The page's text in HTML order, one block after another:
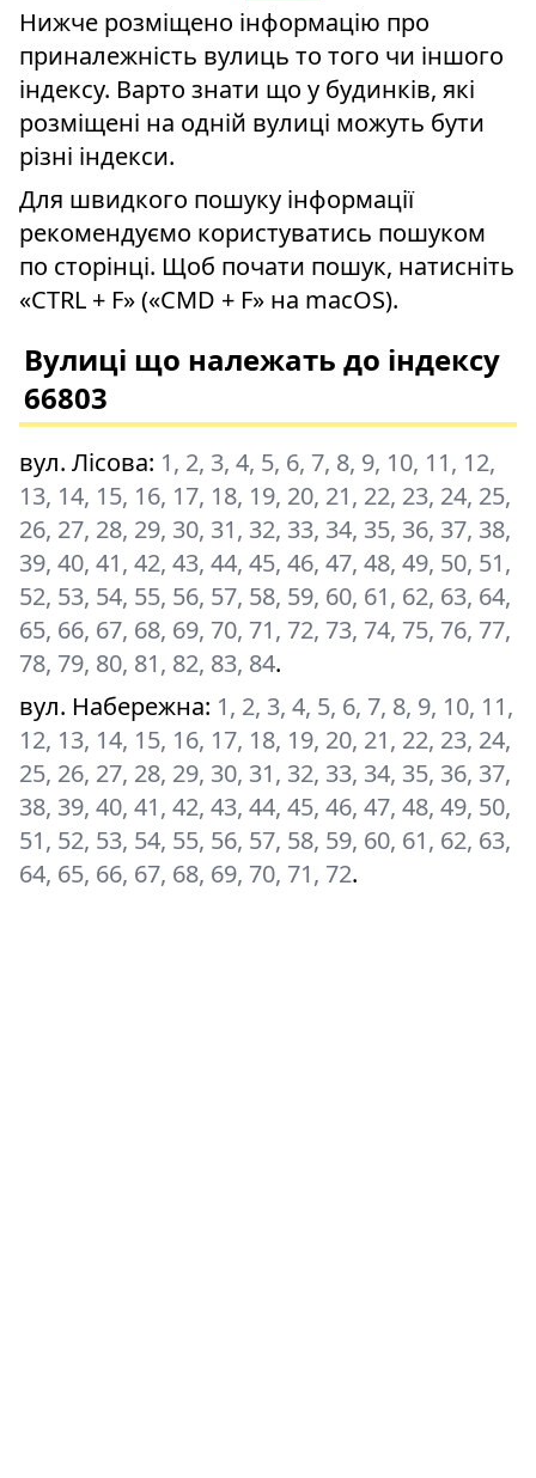
Нижче розміщено інформацію про
приналежність вулиць то того чи іншого
індексу. Варто знати що у будинків, які
розміщені на одній вулиці можуть бути
різні індекси.
Для швидкого пошуку інформації
рекомендуємо користуватись пошуком
по сторінці. Щоб почати пошук, натисніть
«CTRL + F» («CMD + F» на macOS).
Вулиці що належать до індексу
66803
вул. Лісова: 1, 2, 3, 4, 5, 6, 7, 8, 9, 10, 11, 12,
13, 14, 15, 16, 17, 18, 19, 20, 21, 22, 23, 24, 25,
26, 27, 28, 29, 30, 31, 32, 33, 34, 35, 36, 37, 38,
39, 40, 41, 42, 43, 44, 45, 46, 47, 48, 49, 50, 51,
52, 53, 54, 55, 56, 57, 58, 59, 60, 61, 62, 63, 64,
65, 66, 67, 68, 69, 70, 71, 72, 73, 74, 75, 76, 77,
78, 79, 80, 81, 82, 83, 84.
вул. Набережна: 1, 2, 3, 4, 5, 6, 7, 8, 9, 10, 11,
12, 13, 14, 15, 16, 17, 18, 19, 20, 21, 22, 23, 24,
25, 26, 27, 28, 29, 30, 31, 32, 33, 34, 35, 36, 37,
38, 39, 40, 41, 42, 43, 44, 45, 46, 47, 48, 49, 50,
51, 52, 53, 54, 55, 56, 57, 58, 59, 60, 61, 62, 63,
64, 65, 66, 67, 68, 69, 70, 71, 72.